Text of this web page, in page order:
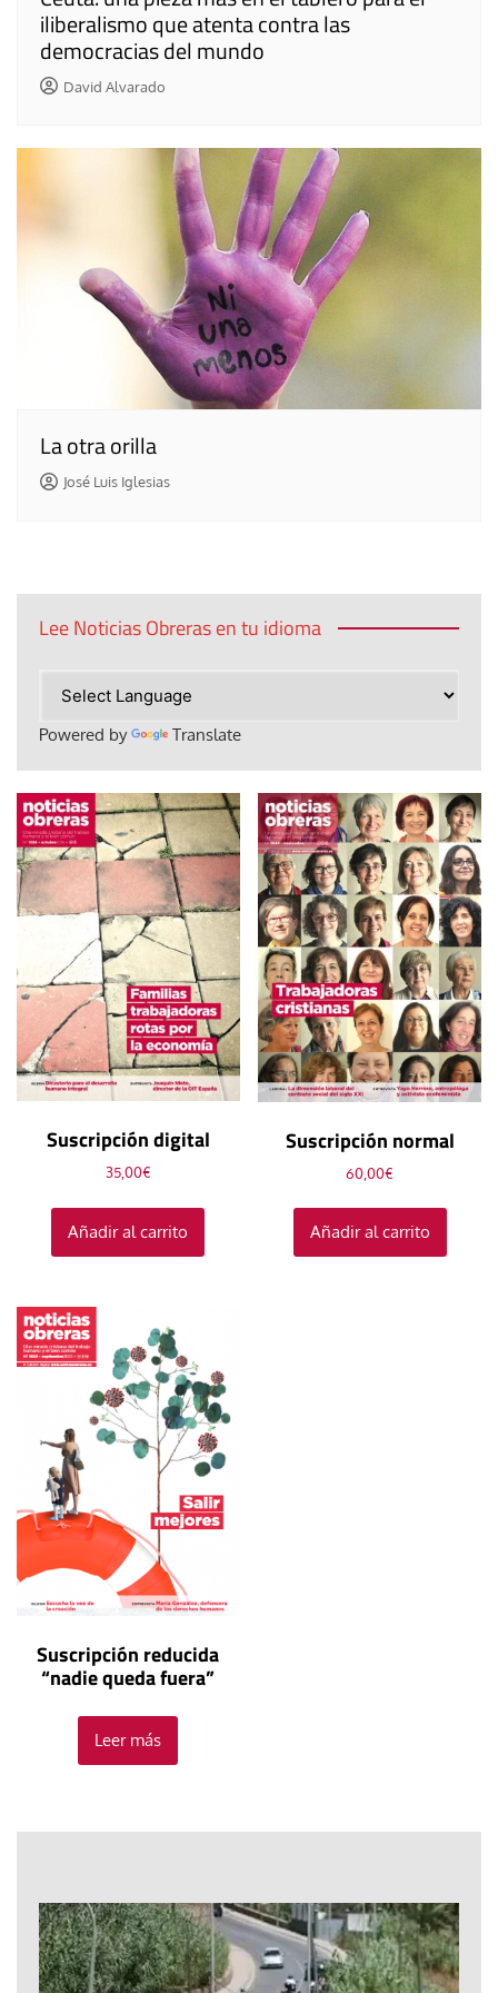
iliberalismo que atenta contra las
democracias del mundo
David Alvarado
La otra orilla
José Luis Iglesias
Lee Noticias Obreras en tu idioma
Powered by Translate
Suscripción digital
35,00€
Añadir al carrito
Suscripción normal
60,00€
Añadir al carrito
Suscripción reducida
“nadie queda fuera”
Leer más